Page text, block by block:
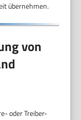
übernehmen.
von
oder Treiber-